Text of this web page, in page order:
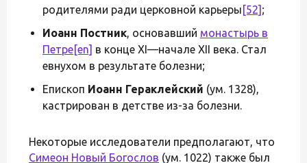
родителями ради церковной карьеры [52] ;
Иоанн Постник, основавший монастырь в
Петре[en] в конце XI—начале XII века. Стал
евнухом в результате болезни;
Епископ Иоанн Гераклейский (ум. 1328),
кастрирован в детстве из-за болезни.
Некоторые исследователи предполагают, что
Симеон Новый Богослов (ум. 1022) также был